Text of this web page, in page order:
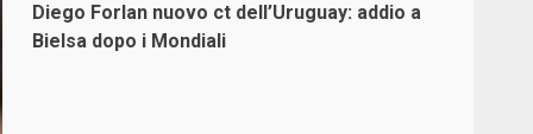
Diego Forlan nuovo ct dell’Uruguay: addio a
Bielsa dopo i Mondiali